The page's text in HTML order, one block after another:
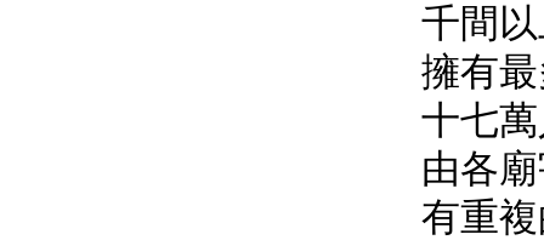
千間
擁有
十七
由各
有重